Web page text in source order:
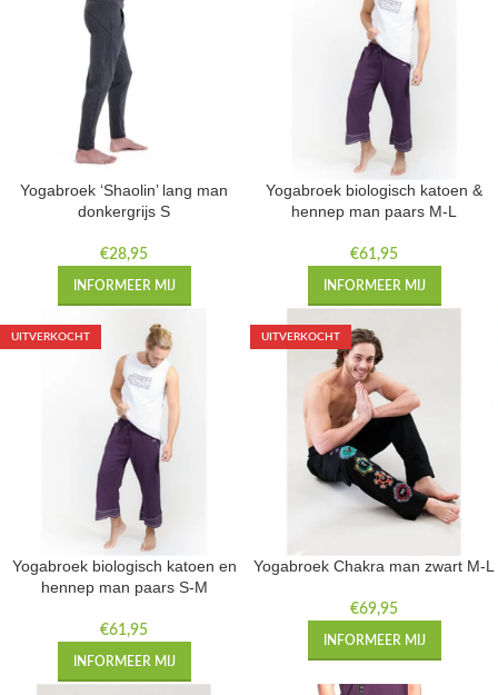
Yogabroek ‘Shaolin’ lang man
donkergrijs S
€28,95
INFORMEER MIJ
Yogabroek biologisch katoen &
hennep man paars M-L
€61,95
INFORMEER MIJ
UITVERKOCHT
Yogabroek biologisch katoen en
hennep man paars S-M
€61,95
INFORMEER MIJ
UITVERKOCHT
Yogabroek Chakra man zwart M-L
€69,95
INFORMEER MIJ